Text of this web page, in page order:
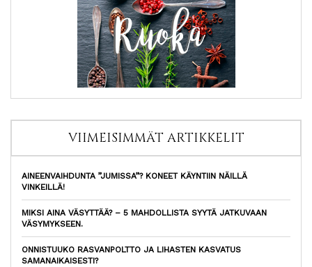
VIIMEISIMMÄT ARTIKKELIT
AINEENVAIHDUNTA ”JUMISSA”? KONEET KÄYNTIIN NÄILLÄ
VINKEILLÄ!
MIKSI AINA VÄSYTTÄÄ? – 5 MAHDOLLISTA SYYTÄ JATKUVAAN
VÄSYMYKSEEN.
ONNISTUUKO RASVANPOLTTO JA LIHASTEN KASVATUS
SAMANAIKAISESTI?